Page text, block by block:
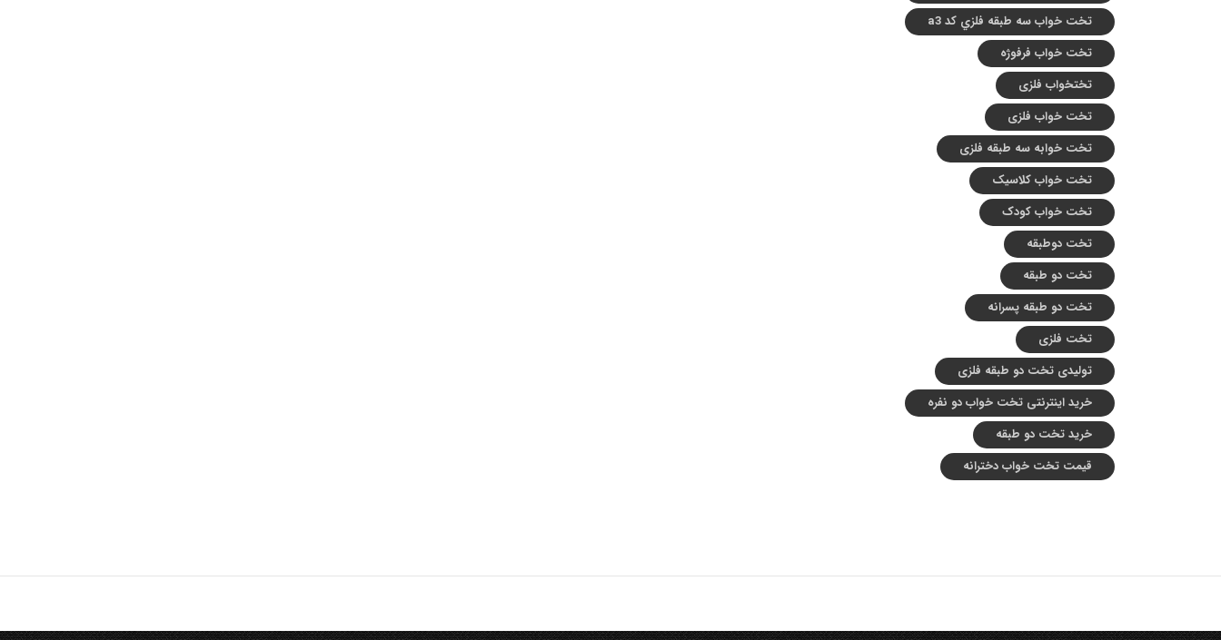
تخت خواب سه طبقه فلزي کد a3
تخت خواب فرفوژه
تختخواب فلزی
تخت خواب فلزی
تخت خوابه سه طبقه فلزی
تخت خواب کلاسیک
تخت خواب کودک
تخت دوطبقه
تخت دو طبقه
تخت دو طبقه پسرانه
تخت فلزی
تولیدی تخت دو طبقه فلزی
خرید اینترنتی تخت خواب دو نفره
خرید تخت دو طبقه
قیمت تخت خواب دخترانه